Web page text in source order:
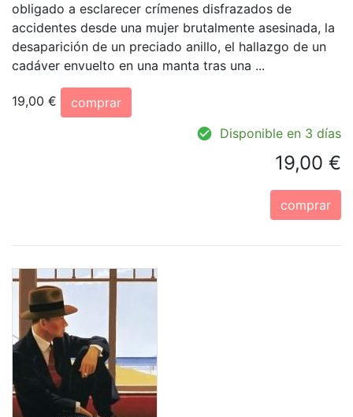
obligado a esclarecer crímenes disfrazados de
accidentes desde una mujer brutalmente asesinada, la
desaparición de un preciado anillo, el hallazgo de un
cadáver envuelto en una manta tras una ...
19,00 €
comprar
Disponible en 3 días
19,00 €
comprar